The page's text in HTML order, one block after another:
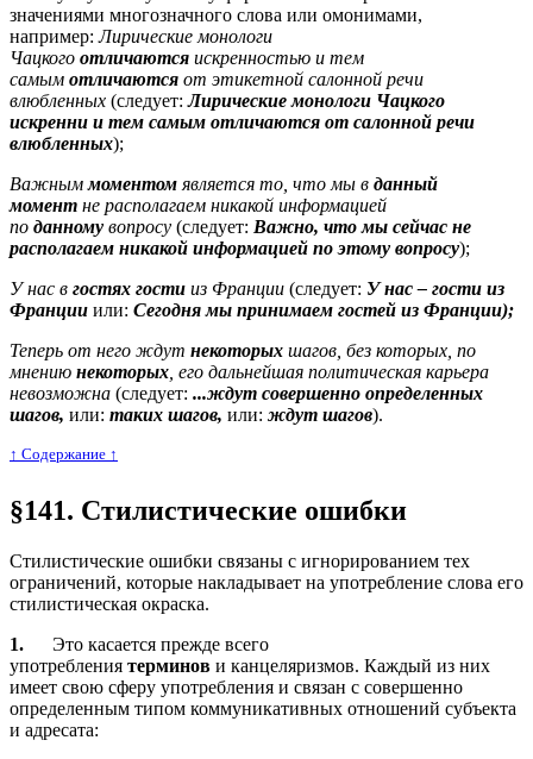
значениями многозначного слова или омонимами,
например:Лирические монологи
Чацкого отличаются искренностью и тем
самым отличаются от этикетной салонной речи
влюбленных (следует:Лирические монологи Чацкого
искренни и тем самым отличаются от салонной речи
влюбленных);
Важныммоментом является то, что мы в данный
момент не располагаем никакой информацией
по данному вопросу (следует: Важно, что мы сейчас не
располагаем никакой информацией по этому вопросу);
У нас в гостях гости из Франции (следует: У нас– гости из
Франции или: Сегодня мы принимаем гостей из Франции);
Теперь от него ждут некоторых шагов, без которых, по
мнению некоторых , его дальнейшая политическая карьера
невозможна (следует: ...ждут совершенно определенных
шагов, или: таких шагов, или: ждут шагов).
↑ Cодержание ↑
§141. Стилистические ошибки
Стилистические ошибки связаны с игнорированием тех
ограничений, которые накладывает на употребление слова его
стилистическая окраска.
1. Это касается прежде всего
употребления терминов и канцеляризмов. Каждый из них
имеет свою сферу употребления и связан с совершенно
определенным типом коммуникативных отношений субъекта
и адресата: